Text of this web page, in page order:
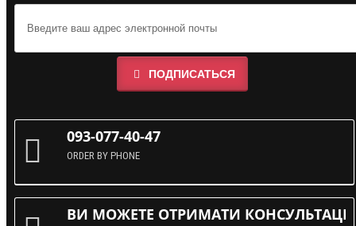
ПОДПИСАТЬСЯ
093-077-40-47
ORDER BY PHONE
ВИ МОЖЕТЕ ОТРИМАТИ